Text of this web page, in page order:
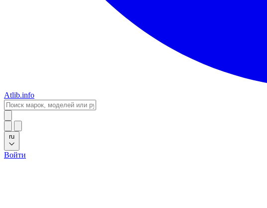
Atlib.info
ru
Войти